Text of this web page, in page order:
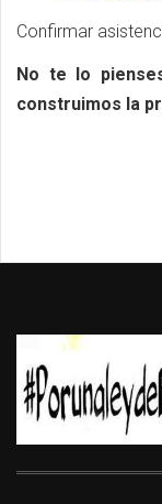
Confirmar
No te lo
construimos la